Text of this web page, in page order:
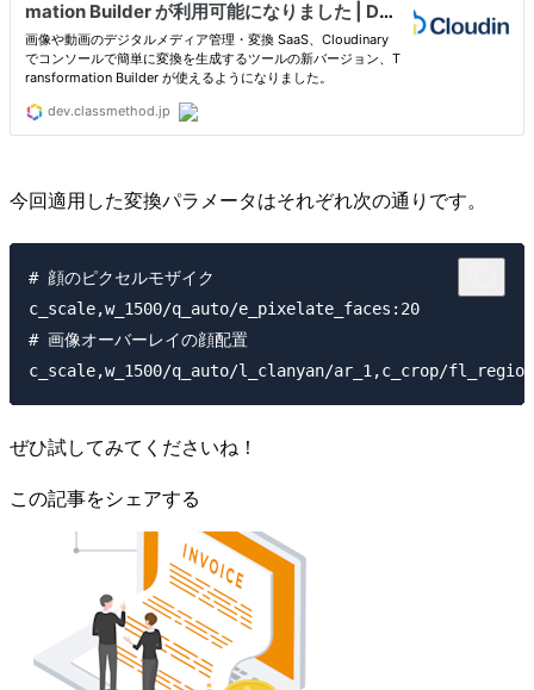
今回適用した変換パラメータはそれぞれ次の通りです。
# 顔のピクセルモザイク
c_scale,w_1500/q_auto/e_pixelate_faces:20
# 画像オーバーレイの顔配置
ぜひ試してみてくださいね！
この記事をシェアする